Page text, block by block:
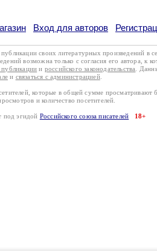
Вход для авторов
своих литературных произведений в
возможна только с согласия его автора, к
публикации и российского законодательства .
и связаться с администрацией.
которые в общей сумме
и количество посетителей.
под эгидой Российского союза писателей 18+